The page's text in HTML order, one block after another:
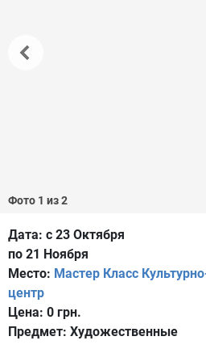
Фото 1 из 2
Дата: с 23 Октября
по 21 Ноября
Место: Мастер Класс
центр
Цена: 0 грн.
Предмет: Художественные